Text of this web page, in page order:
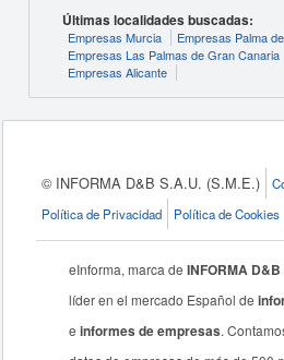
Últimas localidades buscadas:
Empresas Murcia
Empresas Palma
Empresas Las Palmas de Gran Canaria
Empresas Alicante
© INFORMA D&B S.A.U. (S.M.E.)
Política de Privacidad
Política de Cookies
eInforma, marca deINFORMA D&B
líder en el mercado Español de
einformes de empresas.